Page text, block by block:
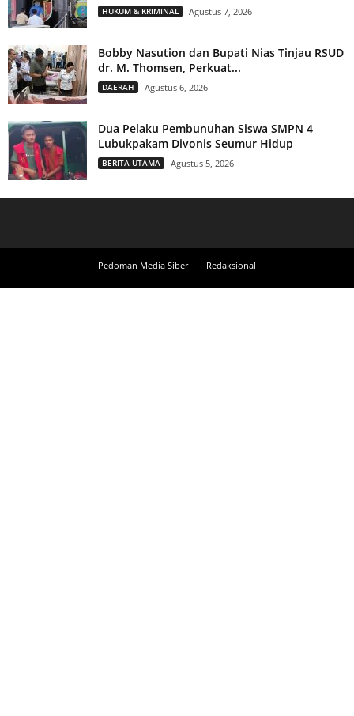
HUKUM & KRIMINAL Agustus 7, 2026
Bobby Nasution dan Bupati Nias Tinjau RSUD
dr. M. Thomsen, Perkuat...
DAERAH Agustus 6, 2026
Dua Pelaku Pembunuhan Siswa SMPN 4
Lubukpakam Divonis Seumur Hidup
BERITA UTAMA Agustus 5, 2026
Pedoman Media Siber Redaksional